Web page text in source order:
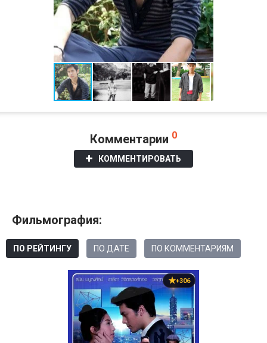
Комментарии 0
КОММЕНТИРОВАТЬ
Фильмография:
ПО РЕЙТИНГУ ПО ДАТЕ ПО КОММЕНТАРИЯМ
+306